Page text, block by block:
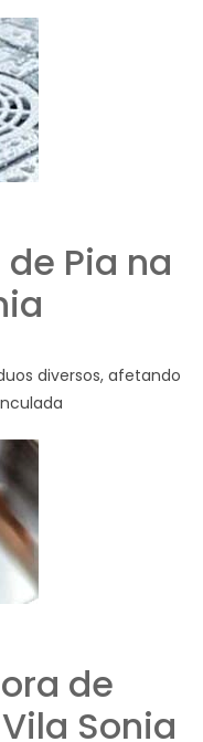
Pia na
diversos, afetando
de
Sonia